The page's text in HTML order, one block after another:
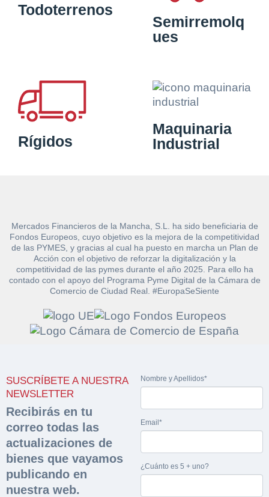
Todoterrenos
Semirremolq
ues
Rígidos
Maquinaria
Industrial
Mercados Financieros de la Mancha, S.L. ha sido beneficiaria de
Fondos Europeos, cuyo objetivo es la mejora de la competitividad
de las PYMES, y gracias al cual ha puesto en marcha un Plan de
Acción con el objetivo de reforzar la digitalización y la
competitividad de las pymes durante el año 2025. Para ello ha
contado con el apoyo del Programa Pyme Digital de la Cámara de
Comercio de Ciudad Real. #EuropaSeSiente
SUSCRÍBETE A NUESTRA
NEWSLETTER
Recibirás en tu
correo todas las
actualizaciones de
bienes que vayamos
publicando en
nuestra web.
Nombre y Apellidos*
Email*
¿Cuánto es 5 + uno?
documentación
sobre la peritación
Rellene este formulario y recibirá en su email el
enlace para descargar la documentación
Nombre y Apellidos*
Hacer Oferta
Razón social* CIF/DNI Ofertante*
Teléfono* Email*
Nombre y Apellidos*
Sobre Merfinsa
Venta de bienes muebles
Vehículos